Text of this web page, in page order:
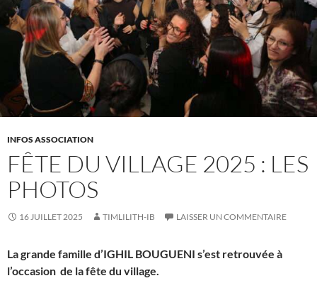
INFOS ASSOCIATION
FÊTE DU VILLAGE 2025 : LES
PHOTOS
16 JUILLET 2025 TIMLILITH-IB LAISSER UN COMMENTAIRE
La grande famille d’IGHIL BOUGUENI s’est retrouvée à
l’occasion de la fête du village.